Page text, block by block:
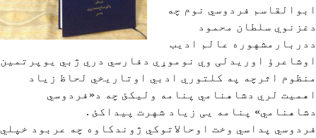
ابوالقاسم فردوسي نوم چه
دغزنوي سلطان محمود
ددربارمشهوره عالم ادیب
اوشاعرؤ اوریدلی وي نوموړي دفارسي دري ژبي یوپرتمین
منظوم اثرچه په کلتوري ادبي اوتاریخي لحاظ زیاد
اهمیت لري دشاهنامي پنامه ولیکئ چه د«فردوسي
دشاهنامي» پنامه یی زیاد شهرت پیداکئ .
فردوسي پداسي وخت اوحالاتوکي ژوندکاوه چه عربود خپلي